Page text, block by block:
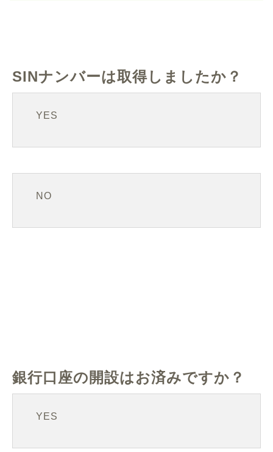
SINナンバーは取得しましたか？
YES
NO
銀行口座の開設はお済みですか？
YES